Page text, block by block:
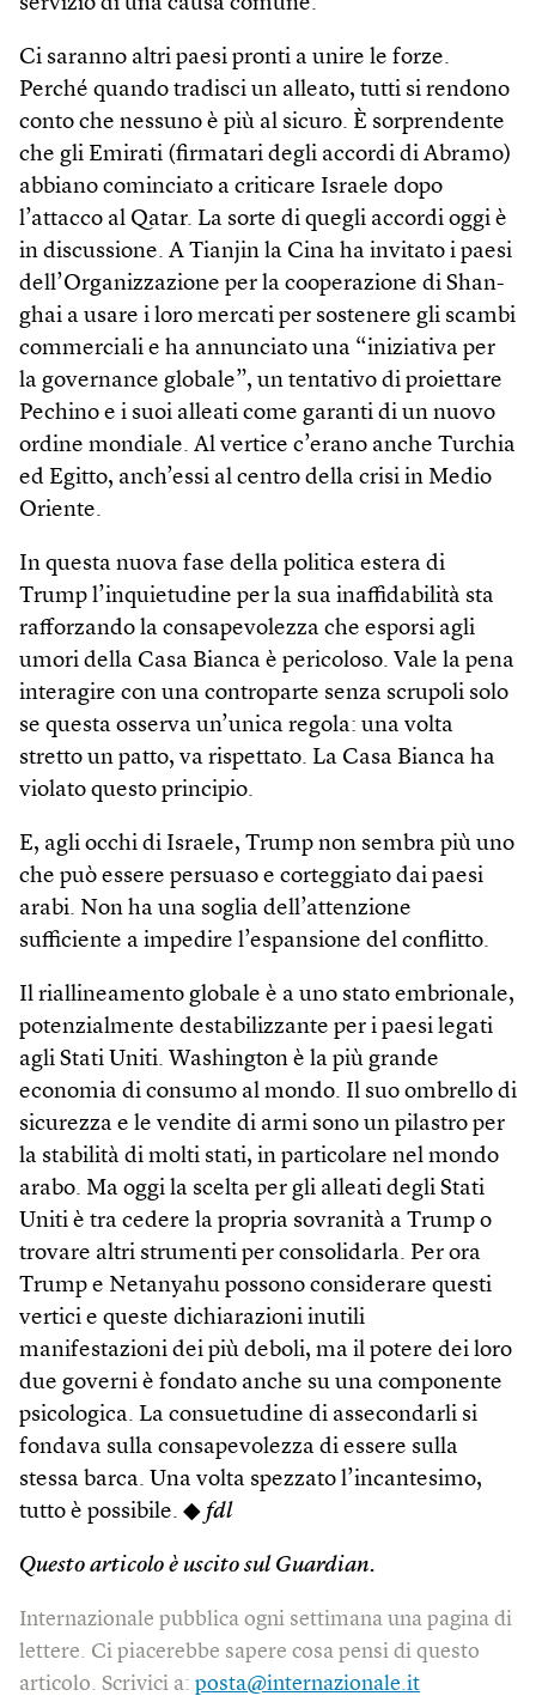
Ci saranno altri paesi pronti a unire le forze.
Perché quando tradisci un alleato, tutti si rendono
conto che nessuno è più al sicuro. È sorprendente
che gli Emirati (firmatari degli accordi di Abramo)
abbiano cominciato a criticare Israele dopo
l’attacco al Qatar. La sorte di quegli accordi oggi è
in discussione. A Tianjin la Cina ha invitato i paesi
dell’Organizzazione per la cooperazione di Shan­
ghai a usare i loro mercati per sostenere gli scambi
commerciali e ha annunciato una “iniziativa per
la governance globale”, un tentativo di proiettare
Pechino e i suoi alleati come garanti di un nuovo
ordine mondiale. Al vertice c’erano anche Turchia
ed Egitto, anch’essi al centro della crisi in Medio
Oriente.
In questa nuova fase della politica estera di
Trump l’inquietudine per la sua inaffidabilità sta
rafforzando la consapevolezza che esporsi agli
umori della Casa Bianca è pericoloso. Vale la pena
interagire con una controparte senza scrupoli solo
se questa osserva un’unica regola: una volta
stretto un patto, va rispettato. La Casa Bianca ha
violato questo principio.
E, agli occhi di Israele, Trump non sembra più uno
che può essere persuaso e corteggiato dai paesi
arabi. Non ha una soglia dell’attenzione
sufficiente a impedire l’espansione del conflitto.
Il riallineamento globale è a uno stato embrionale,
potenzialmente destabilizzante per i paesi legati
agli Stati Uniti. Washington è la più grande
economia di consumo al mondo. Il suo ombrello di
sicurezza e le vendite di armi sono un pilastro per
la stabilità di molti stati, in particolare nel mondo
arabo. Ma oggi la scelta per gli alleati degli Stati
Uniti è tra cedere la propria sovranità a Trump o
trovare altri strumenti per consolidarla. Per ora
Trump e Netanyahu possono considerare questi
vertici e queste dichiarazioni inutili
manifestazioni dei più deboli, ma il potere dei loro
due governi è fondato anche su una componente
psicologica. La consuetudine di assecondarli si
fondava sulla consapevolezza di essere sulla
stessa barca. Una volta spezzato l’incantesimo,
tutto è possibile. ◆ fdl
Questo articolo è uscito sul Guardian.
Internazionale pubblica ogni settimana una pagina di
lettere. Ci piacerebbe sapere cosa pensi di questo
articolo. Scrivici a: posta@internazionale.it